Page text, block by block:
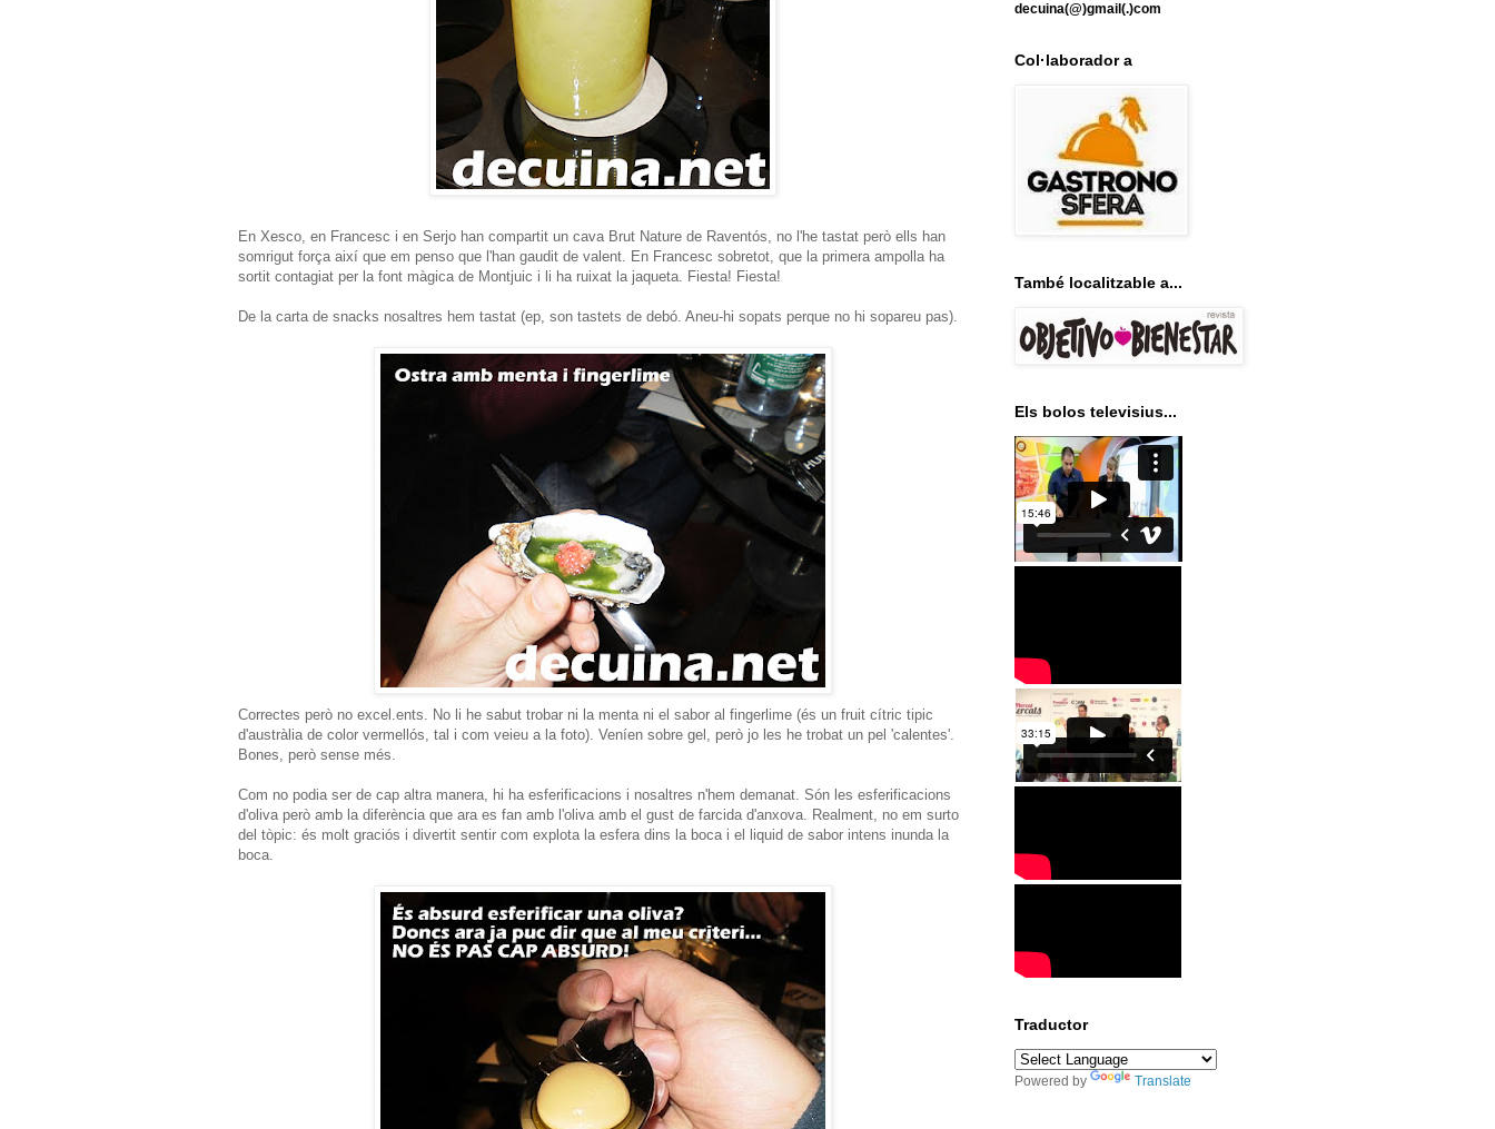
En Xesco, en Francesc i en Serjo han compartit un cava Brut Nature de Raventós, no l'he tastat però ells han
somrigut força així que em penso que l'han gaudit de valent. En Francesc sobretot, que la primera ampolla ha
sortit contagiat per la font màgica de Montjuic i li ha ruixat la jaqueta. Fiesta! Fiesta!
De la carta de snacks nosaltres hem tastat (ep, son tastets de debó. Aneu-hi sopats perque no hi sopareu pas).
Correctes però no excel.ents. No li he sabut trobar ni la menta ni el sabor al fingerlime (és un fruit cítric tipic
d'austràlia de color vermellós, tal i com veieu a la foto). Veníen sobre gel, però jo les he trobat un pel 'calentes'.
Bones, però sense més.
Com no podia ser de cap altra manera, hi ha esferificacions i nosaltres n'hem demanat. Són les esferificacions
d'oliva però amb la diferència que ara es fan amb l'oliva amb el gust de farcida d'anxova. Realment, no em surto
del tòpic: és molt graciós i divertit sentir com explota la esfera dins la boca i el liquid de sabor intens inunda la
boca.
decuina(@)gmail(.)com
Col·laborador a
També localitzable a...
Els bolos televisius...
Traductor
Powered by Translate